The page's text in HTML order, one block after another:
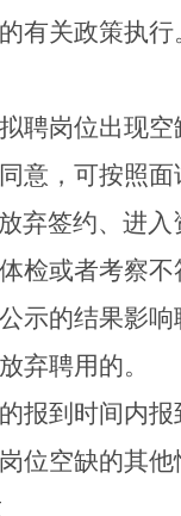
有关政策执行
聘岗位出现
意， 可按照面
弃签约、进
检或者考察
示的结果影响
弃聘用的。
报到时间内报
位空缺的其他